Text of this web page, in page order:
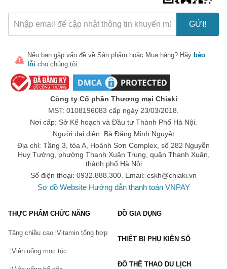
GỬI!
Nếu bạn gặp vấn đề về Sản phẩm hoặc Mua hàng? Hãy báo
lỗi cho chúng tôi.
Công ty Cổ phần Thương mại Chiaki
MST: 0108196083 cấp ngày 23/03/2018.
Nơi cấp: Sở Kế hoạch và Đầu tư Thành Phố Hà Nội.
Người đại diện: Bà Đặng Minh Nguyệt
Địa chỉ: Tầng 3, tòa A, Hoành Sơn Complex, số 282 Nguyễn
Huy Tưởng, phường Thanh Xuân Trung, quận Thanh Xuân,
thành phố Hà Nội
Số điện thoại: 0932.888.300. Email: cskh@chiaki.vn
Sơ đồ Website Hướng dẫn thanh toán VNPAY
THỰC PHẨM CHỨC NĂNG
Tăng chiều cao Vitamin tổng hợp
Viên uống mọc tóc
ĐỒ GIA DỤNG
THIẾT BỊ PHỤ KIỆN SỐ
ĐỒ THỂ THAO DU LỊCH